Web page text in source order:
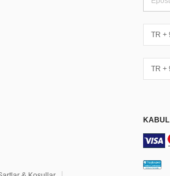
TR +
TR +